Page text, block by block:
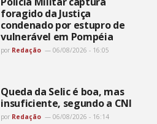
foragido da Justiça
condenado por estupro de
vulnerável em Pompéia
por Redação 06/08/2026 - 16:05
Queda da Selic é boa, mas
insuficiente, segundo a CNI
por Redação 06/08/2026 - 16:14